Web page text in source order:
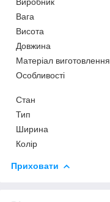
Вага
Висота
Довжина
Матеріал виготовлення
Особливості
Стан
Тип
Ширина
Колір
Приховати